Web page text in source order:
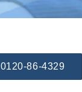
0120-86-4329